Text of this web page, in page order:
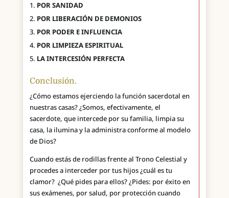
POR SANIDAD
POR LIBERACIÓN DE DEMONIOS
POR PODER E INFLUENCIA
POR LIMPIEZA ESPIRITUAL
LA INTERCESIÓN PERFECTA
Conclusión.
¿Cómo estamos ejerciendo la función sacerdotal en
nuestras casas? ¿Somos, efectivamente, el
sacerdote, que intercede por su familia, limpia su
casa, la ilumina y la administra conforme al modelo
de Dios?
Cuando estás de rodillas frente al Trono Celestial y
procedes a interceder por tus hijos ¿cuál es tu
clamor? ¿Qué pides para ellos? ¿Pides: por éxito en
sus exámenes, por salud, por protección cuando